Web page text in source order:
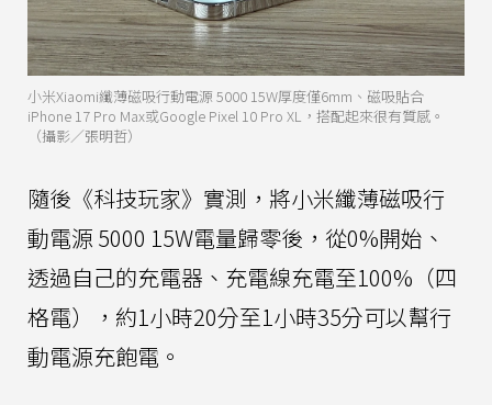
小米Xiaomi纖薄磁吸行動電源 5000 15W厚度僅6mm、磁吸貼合
iPhone 17 Pro Max或Google Pixel 10 Pro XL，搭配起來很有質感。
（攝影／張明哲）
隨後《科技玩家》實測，將小米纖薄磁吸行
動電源 5000 15W電量歸零後，從0%開始、
透過自己的充電器、充電線充電至100%（四
格電），約1小時20分至1小時35分可以幫行
動電源充飽電。